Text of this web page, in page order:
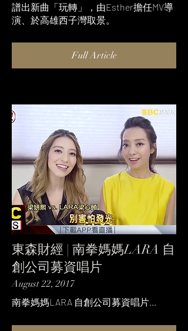
譜出新曲「玩轉」，由Esther擔任MV導
演、於高雄西子灣取景。
Full Article
東森財經 | 南拳媽媽LARA 自
創公司募資唱片
August 22, 2017
南拳媽媽LARA 自創公司募資唱片...